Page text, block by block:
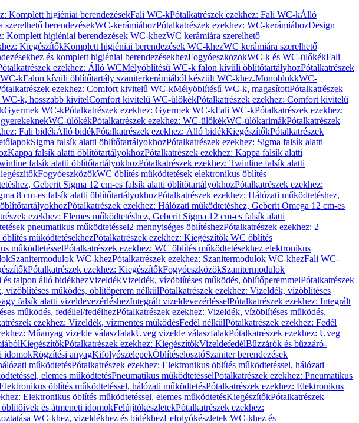
Komplett higiéniai berendezésekFali WC-kPótalkatrészek ezekhez: Fali WC-kÁlló
berendezésekWC-kerámiáhozPótalkatrészek ezekhez: WC-kerámiáhozDesign
Komplett higiéniai berendezések WC-khezWC kerámiára szerelhető
KiegészítőkKomplett higiéniai berendezések WC-khezWC kerámiára szerelhető
és komplett higiéniai berendezésekhezFogyóeszközökWC-k és WC-ülőkékFali
ezekhez: Álló WCMélyöblítésű WC-k falon kívüli öblítőtartályhozPótalkatrészek
kFalon kívüli öblítőtartály szaniterkerámiából készült WC-khez.MonoblokkWC-
ezekhez: Comfort kivitelű WC-kMélyöblítésű WC-k, magasítottPótalkatrészek
k, hosszabb kivitelComfort kivitelű WC-ülőkékPótalkatrészek ezekhez: Comfort kivitelű
Gyermek WC-kPótalkatrészek ezekhez: Gyermek WC-kFali WC-kPótalkatrészek ezekhez:
WC-ülőkékPótalkatrészek ezekhez: WC-ülőkékWC-ülőkarimákPótalkatrészek
Fali bidékÁlló bidékPótalkatrészek ezekhez: Álló bidékKiegészítőkPótalkatrészek
Sigma falsík alatti öblítőtartályokhozPótalkatrészek ezekhez: Sigma falsík alatti
Kappa falsík alatti öblítőtartályokhozPótalkatrészek ezekhez: Kappa falsík alatti
falsík alatti öblítőtartályokhozPótalkatrészek ezekhez: Twinline falsík alatti
FogyóeszközökWC öblítés működtetések elektronikus öblítés
Geberit Sigma 12 cm-es falsík alatti öblítőtartályokhozPótalkatrészek ezekhez:
8 cm-es falsík alatti öblítőtartályokhozPótalkatrészek ezekhez: Hálózati működtetéshez,
Pótalkatrészek ezekhez: Hálózati működtetéshez, Geberit Omega 12 cm-es
ezekhez: Elemes működtetéshez, Geberit Sigma 12 cm-es falsík alatti
pneumatikus működtetéssel2 mennyiséges öblítéshezPótalkatrészek ezekhez: 2
működtetésekhezPótalkatrészek ezekhez: Kiegészítők WC öblítés
működtetésselPótalkatrészek ezekhez: WC öblítés működtetésekhez elektronikus
Szanitermodulok WC-khezPótalkatrészek ezekhez: Szanitermodulok WC-khezFali WC-
Pótalkatrészek ezekhez: KiegészítőkFogyóeszközökSzanitermodulok
és talpon álló bidékhezVizeldékVizeldék, vízöblítéses működés, öblítőperemmelPótalkatrészek
vízöblítéses működés, öblítőperem nélkülPótalkatrészek ezekhez: Vizeldék, vízöblítéses
falsík alatti vizeldevezérléshezIntegrált vizeldevezérlésselPótalkatrészek ezekhez: Integrált
működés, fedéllel/fedélhezPótalkatrészek ezekhez: Vizeldék, vízöblítéses működés,
ezekhez: Vizeldék, vízmentes működésFedél nélkülPótalkatrészek ezekhez: Fedél
Műanyag vizelde válaszfalakÜveg vizelde válaszfalakPótalkatrészek ezekhez: Üveg
KiegészítőkPótalkatrészek ezekhez: KiegészítőkVizeldefedélBűzzárók és bűzzáró-
idomokRögzítési anyagKifolyószelepekÖblítéselosztóSzaniter berendezések
működtetésPótalkatrészek ezekhez: Elektronikus öblítés működtetéssel, hálózati
elemes működtetésPneumatikus működtetésselPótalkatrészek ezekhez: Pneumatikus
öblítés működtetéssel, hálózati működtetésPótalkatrészek ezekhez: Elektronikus
Elektronikus öblítés működtetéssel, elemes működtetésKiegészítőkPótalkatrészek
és átmeneti idomokFelújítókészletekPótalkatrészek ezekhez:
WC-khez, vizeldékhez és bidékhezLefolyókészletek WC-khez és